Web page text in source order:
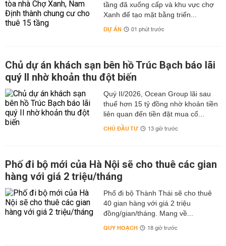
tầng đã xuống cấp và khu vực chợ
Xanh để tạo mặt bằng triển...
DỰ ÁN 01 phút trước
Chủ dự án khách sạn bên hồ Trúc Bạch báo lãi
quý II nhờ khoản thu đột biến
Quý II/2026, Ocean Group lãi sau
thuế hơn 15 tỷ đồng nhờ khoản tiền
liên quan đến tiền đặt mua cổ...
CHỦ ĐẦU TƯ 13 giờ trước
Phố đi bộ mới của Hà Nội sẽ cho thuê các gian
hàng với giá 2 triệu/tháng
Phố đi bộ Thành Thái sẽ cho thuê
40 gian hàng với giá 2 triệu
đồng/gian/tháng. Mang về...
QUY HOẠCH 18 giờ trước